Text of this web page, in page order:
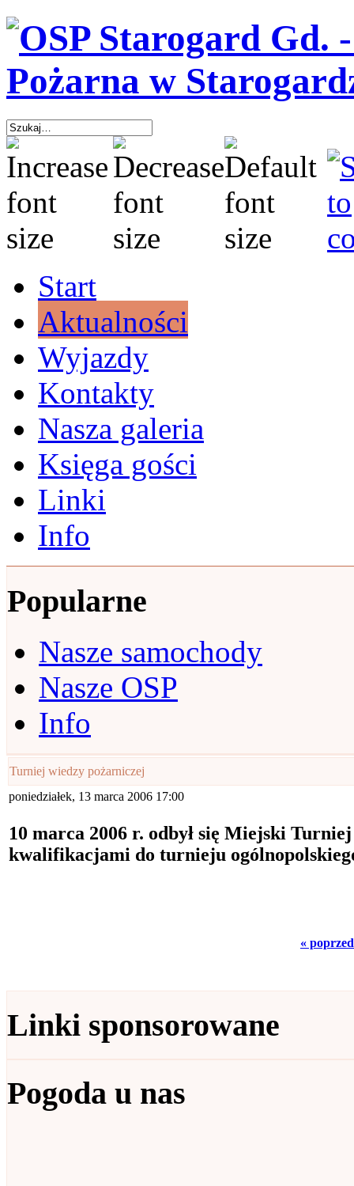
Start
Aktualności
Wyjazdy
Kontakty
Nasza galeria
Księga gości
Linki
Info
Popularne
Nasze samochody
Nasze OSP
Info
Turniej wiedzy pożarniczej
poniedziałek, 13 marca 2006 17:00
10 marca 2006 r. odbył się Miejski
kwalifikacjami do turnieju
«
Linki sponsorowane
Pogoda u nas